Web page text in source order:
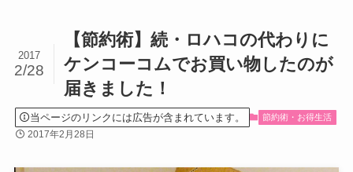
【節約術】続・ロハコの代わりに
ケンコーコムでお買い物したのが
届きました！
2017
2/28
当ページのリンクには広告が含まれています。 節約術・お得生活
2017年2月28日